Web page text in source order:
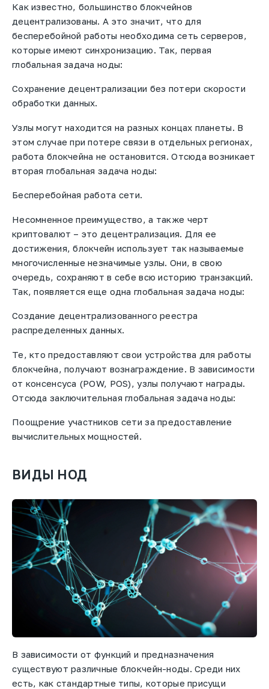
Как известно, большинство блокчейнов
децентрализованы. А это значит, что для
бесперебойной работы необходима сеть серверов,
которые имеют синхронизацию. Так, первая
глобальная задача ноды:
Сохранение децентрализации без потери скорости
обработки данных.
Узлы могут находится на разных концах планеты. В
этом случае при потере связи в отдельных регионах,
работа блокчейна не остановится. Отсюда возникает
вторая глобальная задача ноды:
Бесперебойная работа сети.
Несомненное преимущество, а также черт
криптовалют – это децентрализация. Для ее
достижения, блокчейн использует так называемые
многочисленные незначимые узлы. Они, в свою
очередь, сохраняют в себе всю историю транзакций.
Так, появляется еще одна глобальная задача ноды:
Создание децентрализованного реестра
распределенных данных.
Те, кто предоставляют свои устройства для работы
блокчейна, получают вознаграждение. В зависимости
от консенсуса (POW, POS), узлы получают награды.
Отсюда заключительная глобальная задача ноды:
Поощрение участников сети за предоставление
вычислительных мощностей.
ВИДЫ НОД
В зависимости от функций и предназначения
существуют различные блокчейн-ноды. Среди них
есть, как стандартные типы, которые присущи